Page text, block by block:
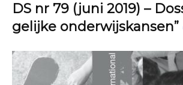
DS nr 79 (juni 2019) –
gelijke onderwijskansen”